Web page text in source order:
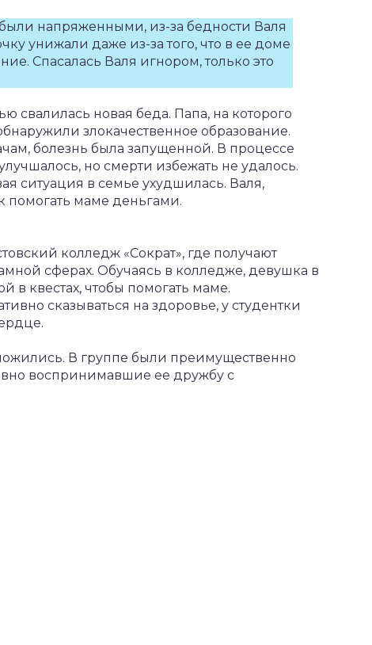
напряженными, из-за бедности Валя
унижали даже из-за того, что в ее доме
Спасалась Валя игнором, только это
свалилась новая беда. Папа, на которого
злокачественное образование.
болезнь была запущенной. В процессе
но смерти избежать не удалось.
ситуация в семье ухудшилась. Валя,
помогать маме деньгами.
колледж «Сократ», где получают
сферах. Обучаясь в колледже, девушка в
в квестах, чтобы помогать маме.
сказываться на здоровье, у студентки
В группе были преимущественно
воспринимавшие ее дружбу с